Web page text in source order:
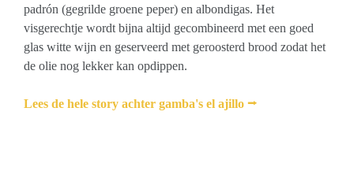
padrón (gegrilde groene peper) en albondigas. Het
visgerechtje wordt bijna altijd gecombineerd met een goed
glas witte wijn en geserveerd met geroosterd brood zodat het
de olie nog lekker kan opdippen.
Lees de hele story achter gamba's el ajillo ⭢